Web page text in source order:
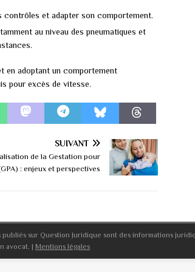
contrôles et adapter son comportement.
au niveau des pneumatiques et
en adoptant un comportement
pour excès de vitesse.
SUIVANT
de la Gestation pour
: enjeux et perspectives
publiés sur Question Juridique sont des informations
avocat. | Mentions légales